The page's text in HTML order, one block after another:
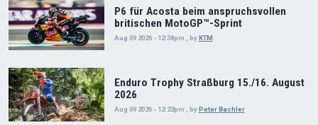
P6 für Acosta beim anspruchsvollen
britischen MotoGP™-Sprint
Aug 09 2026 - 12:38pm , byKTM
Enduro Trophy Straßburg 15./16. August
2026
Aug 09 2026 - 12:22pm byPeter Bachler